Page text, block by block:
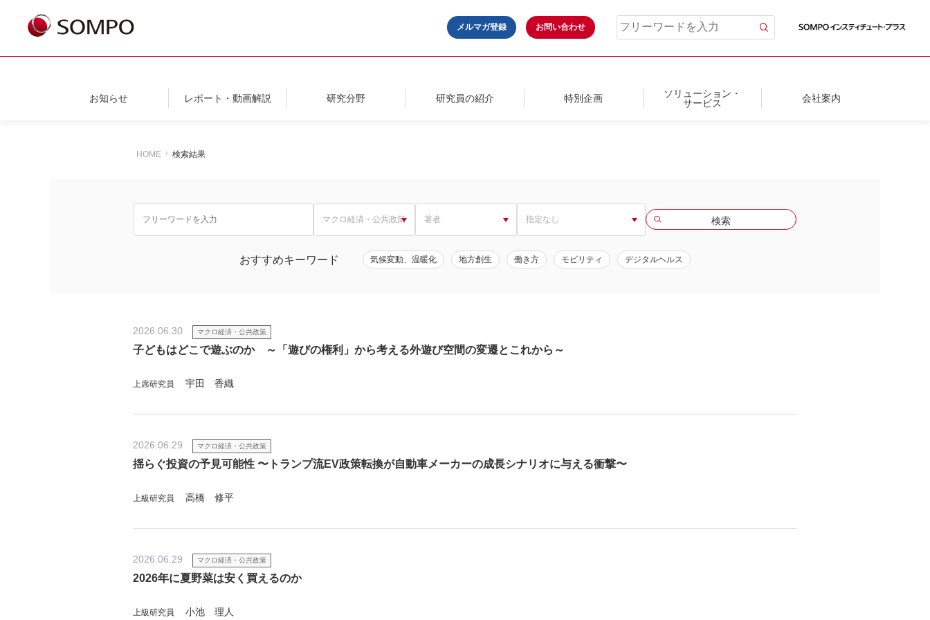
メルマガ登録 お問い合わせ
お知らせ レポート・動画解説 研究分野 研究員の紹介 特別企画
ソリューション・
サービス
会社案内
HOME 検索結果
おすすめキーワード 気候変動、温暖化 地方創生 働き方 モビリティ デジタルヘルス
2026.06.30 マクロ経済・公共政策
子どもはどこで遊ぶのか ～「遊びの権利」から考える外遊び空間の変遷とこれから～
上席研究員 宇田 香織
2026.06.29 マクロ経済・公共政策
揺らぐ投資の予見可能性 〜トランプ流EV政策転換が自動車メーカーの成長シナリオに与える衝撃〜
上級研究員 高橋 修平
2026.06.29 マクロ経済・公共政策
2026年に夏野菜は安く買えるのか
上級研究員 小池 理人